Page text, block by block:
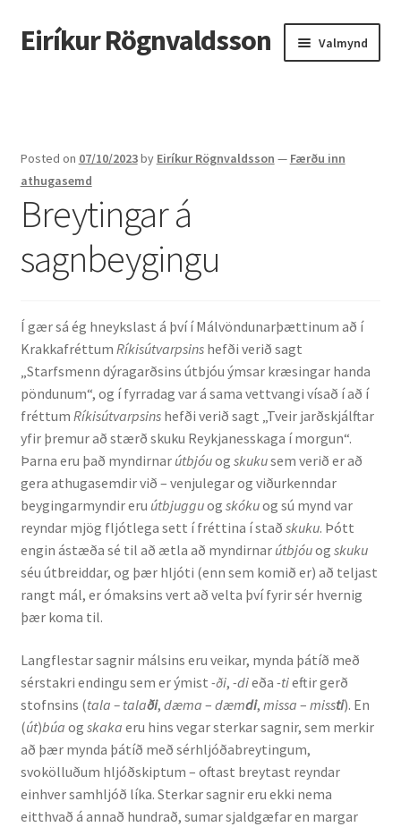
Fara
beint
Hoppa
yfir
Eiríkur Rögnvaldsson Valmynd
Ætt
Líf og starf
Myndir
Kennsla
Kennd námskeið
Kennsluefni
Yfirlit um kennslu
Stjórnun
Innan Háskólans
Samstarfsverkefni
Styrkir og verðlaun
Utan Háskólans
Verkefnisstjórn
Þjónusta
Posted on 07/10/2023by Eiríkur Rögnvaldsson — Færðu inn
athugasemd
Breytingar á
sagnbeygingu
Í gær sá ég hneykslast á því í Málvöndunarþættinum að í
Krakkafréttum Ríkisútvarpsins hefði verið sagt
„Starfsmenn dýragarðsins útbjóu ýmsar kræsingar handa
pöndunum“, og í fyrradag var á sama vettvangi vísað í að í
fréttum Ríkisútvarpsins hefði verið sagt „Tveir jarðskjálftar
yfir þremur að stærð skuku Reykjanesskaga í morgun“.
Þarna eru það myndirnar útbjóuog skukusem verið er að
gera athugasemdir við – venjulegar og viðurkenndar
beygingarmyndir eru útbjugguog skókuog sú mynd var
reyndar mjög fljótlega sett í fréttina í stað skuku. Þótt
engin ástæða sé til að ætla að myndirnar útbjóuog skuku
séu útbreiddar, og þær hljóti (enn sem komið er) að teljast
rangt mál, er ómaksins vert að velta því fyrir sér hvernig
þær koma til.
Langflestar sagnir málsins eru veikar, mynda þátíð með
sérstakri endingu sem er ýmist -ði, -dieða -tieftir gerð
stofnsins (tala – talaði, dæma – dæmdi, missa – missti). En
(út)búa og skaka eru hins vegar sterkar sagnir, sem merkir
að þær mynda þátíð með sérhljóðabreytingum,
svokölluðum hljóðskiptum – oftast breytast reyndar
einhver samhljóð líka. Sterkar sagnir eru ekki nema
eitthvað á annað hundrað, sumar sjaldgæfar en margar